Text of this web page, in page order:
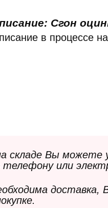
Сгон
в процессе
складе Вы можете
телефону или